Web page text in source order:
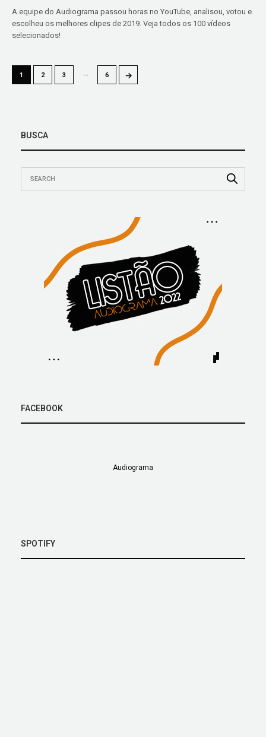
A equipe do Audiograma passou horas no YouTube, analisou, votou e
escolheu os melhores clipes de 2019. Veja todos os 100 vídeos
selecionados!
1 2 3 … 6 →
BUSCA
FACEBOOK
Audiograma
SPOTIFY